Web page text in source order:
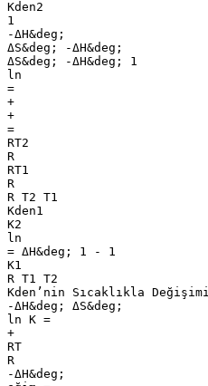
Kden2
1
-ΔH&deg;
ΔS&deg; -ΔH&deg;
ΔS&deg; -ΔH&deg; 1
ln
=
+
+
=
RT2
R
RT1
R
R T2 T1
Kden1
K2
ln
= ΔH&deg; 1 - 1
K1
R T1 T2
Kden’nin Sıcaklıkla Değişimi
-ΔH&deg; ΔS&deg;
ln K =
+
RT
R
-ΔH&deg;